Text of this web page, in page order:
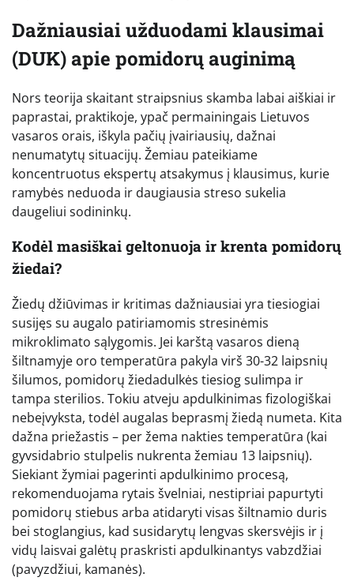
Dažniausiai užduodami klausimai
(DUK) apie pomidorų auginimą
Nors teorija skaitant straipsnius skamba labai aiškiai ir
paprastai, praktikoje, ypač permainingais Lietuvos
vasaros orais, iškyla pačių įvairiausių, dažnai
nenumatytų situacijų. Žemiau pateikiame
koncentruotus ekspertų atsakymus į klausimus, kurie
ramybės neduoda ir daugiausia streso sukelia
daugeliui sodininkų.
Kodėl masiškai geltonuoja ir krenta pomidorų
žiedai?
Žiedų džiūvimas ir kritimas dažniausiai yra tiesiogiai
susijęs su augalo patiriamomis stresinėmis
mikroklimato sąlygomis. Jei karštą vasaros dieną
šiltnamyje oro temperatūra pakyla virš 30-32 laipsnių
šilumos, pomidorų žiedadulkės tiesiog sulimpa ir
tampa sterilios. Tokiu atveju apdulkinimas fizologiškai
nebeįvyksta, todėl augalas beprasmį žiedą numeta. Kita
dažna priežastis – per žema nakties temperatūra (kai
gyvsidabrio stulpelis nukrenta žemiau 13 laipsnių).
Siekiant žymiai pagerinti apdulkinimo procesą,
rekomenduojama rytais švelniai, nestipriai papurtyti
pomidorų stiebus arba atidaryti visas šiltnamio duris
bei stoglangius, kad susidarytų lengvas skersvėjis ir į
vidų laisvai galėtų praskristi apdulkinantys vabzdžiai
(pavyzdžiui, kamanės).